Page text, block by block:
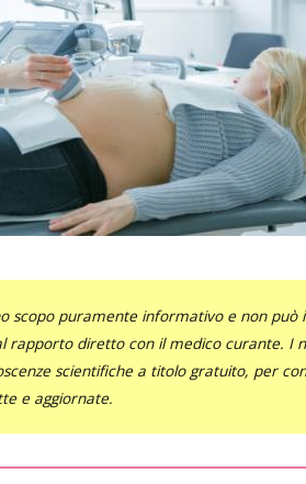
scopo puramente informativo e non può
rapporto diretto con il medico curante. I
scientifiche a titolo gratuito, per
e aggiornate.